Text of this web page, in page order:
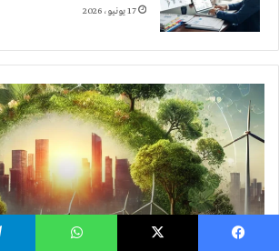
17 يونيو، 2026
الاستدامة:
ضرورة
حتمية
لتحقيق
التوازن
بين
الحاضر
والمستقبل